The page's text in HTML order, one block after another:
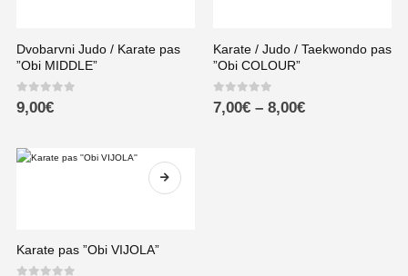
Dvobarvni Judo / Karate pas
”Obi MIDDLE”
0out of 5
9,00€
Karate / Judo / Taekwondo pas
”Obi COLOUR”
0out of 5
7,00€ – 8,00€
Karate pas ”Obi VIJOLA”